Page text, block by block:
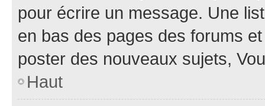
pour écrire un message. Une
en bas des pages des forums
poster des nouveaux sujets,
Haut